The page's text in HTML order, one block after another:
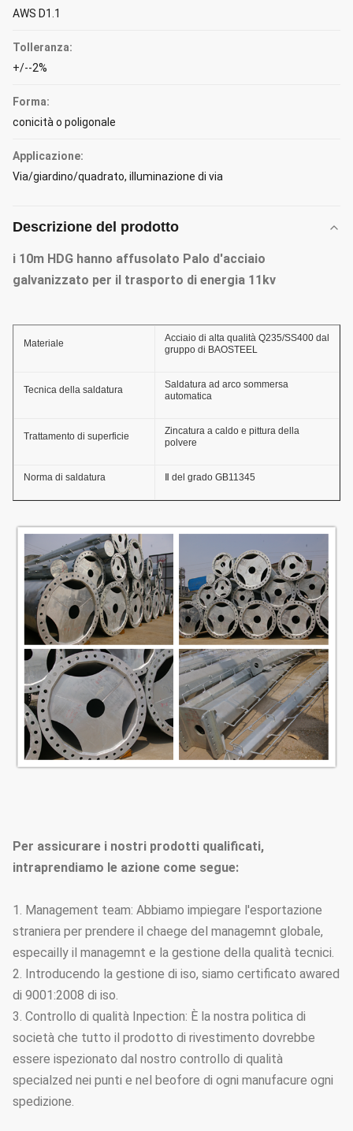
AWS D1.1
Tolleranza:
+/--2%
Forma:
conicità o poligonale
Applicazione:
Via/giardino/quadrato, illuminazione di via
Descrizione del prodotto
i 10m HDG hanno affusolato Palo d'acciaio
galvanizzato per il trasporto di energia 11kv
Materiale
Acciaio di alta qualità Q235/SS400 dal
gruppo di BAOSTEEL
Tecnica della saldatura
Saldatura ad arco sommersa
automatica
Trattamento di superficie
Zincatura a caldo e pittura della
polvere
Norma di saldatura Ⅱ del grado GB11345
dello zinco
Forza adesiva del
rivestimento dello zinco
GB2694-88
capacità del Anti-vento 36.9m/s
Vita anticorrosiva anni ≥20
Strato del rivestimento
Spessore ≥100um
Forza adesiva GB9286-880
Durezza ≥2H
Per assicurare i nostri prodotti qualificati,
intraprendiamo le azione come segue:
1. Management team: Abbiamo impiegare l'esportazione
straniera per prendere il chaege del managemnt globale,
especailly il managemnt e la gestione della qualità tecnici.
2. Introducendo la gestione di iso, siamo certificato awared
di 9001:2008 di iso.
3. Controllo di qualità Inpection: È la nostra politica di
società che tutto il prodotto di rivestimento dovrebbe
essere ispezionato dal nostro controllo di qualità
specialzed nei punti e nel beofore di ogni manufacure ogni
spedizione.